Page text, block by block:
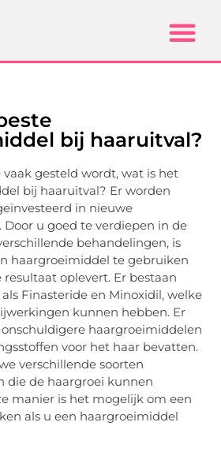
bij haaruitval?
vaak gesteld wordt, wat is het
bij haaruitval? Er worden
in nieuwe
u goed te verdiepen in de
behandelingen, is
haargroeimiddel te gebruiken
oplevert. Er bestaan
Finasteride en Minoxidil, welke
kunnen hebben. Er
haargroeimiddelen
voor het haar bevatten.
verschillende soorten
die de haargroei kunnen
manier is het mogelijk om een
als u een haargroeimiddel